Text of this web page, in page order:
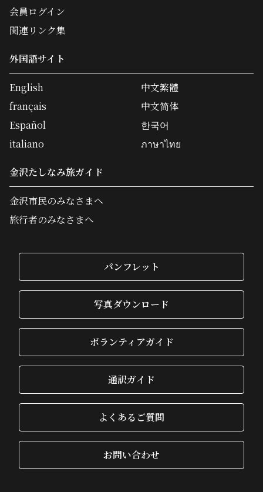
会員ログイン
関連リンク集
外国語サイト
English
français
Español
italiano
中文繁體
中文简体
한국어
ภาษาไทย
金沢たしなみ旅ガイド
金沢市民のみなさまへ
旅行者のみなさまへ
パンフレット
写真ダウンロード
ボランティアガイド
通訳ガイド
よくあるご質問
お問い合わせ